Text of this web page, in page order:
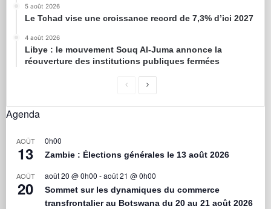
5 août 2026
Le Tchad vise une croissance record de 7,3% d’ici 2027
4 août 2026
Libye : le mouvement Souq Al-Juma annonce la
réouverture des institutions publiques fermées
Agenda
AOÛT
13
0h00
Zambie : Élections générales le 13 août 2026
AOÛT
20
août 20 @ 0h00 -août 21 @ 0h00
Sommet sur les dynamiques du commerce
transfrontalier au Botswana du 20 au 21 août 2026